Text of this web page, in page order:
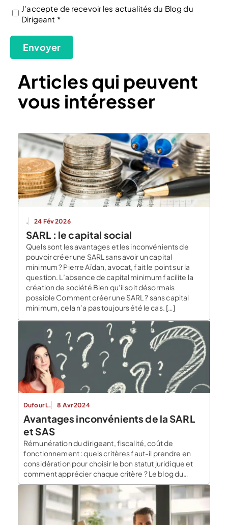
(Nécessaire)
J'accepte de recevoir les actualités du Blog du
Dirigeant *
Envoyer
Articles qui peuvent
vous intéresser
. 24 Fév 2026
SARL : le capital social
Quels sont les avantages et les inconvénients de
pouvoir créer une SARL sans avoir un capital
minimum ? Pierre Aïdan, avocat, fait le point sur la
question. L’absence de capital minimum facilite la
création de société Bien qu’il soit désormais
possible Comment créer une SARL ? sans capital
minimum, cela n’a pas toujours été le cas. […]
Dufour L. 8 Avr 2024
Avantages inconvénients de la SARL
et SAS
Rémunération du dirigeant, fiscalité, coût de
fonctionnement : quels critères faut-il prendre en
considération pour choisir le bon statut juridique et
comment apprécier chaque critère ? Le blog du
dirigeant vous propose de revenir en détails sur les
principaux avantages et les principaux inconvénients
de la SARL par rapport à la SAS. Quels sont les […]